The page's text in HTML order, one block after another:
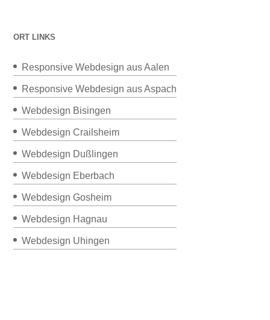
ORT LINKS
Responsive Webdesign aus Aalen
Responsive Webdesign aus Aspach
Webdesign Bisingen
Webdesign Crailsheim
Webdesign Dußlingen
Webdesign Eberbach
Webdesign Gosheim
Webdesign Hagnau
Webdesign Uhingen